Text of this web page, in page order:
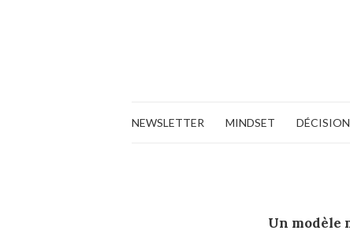
NEWSLETTER MINDSET DÉCISION
Un modèle